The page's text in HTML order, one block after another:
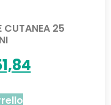
CUTANEA 25